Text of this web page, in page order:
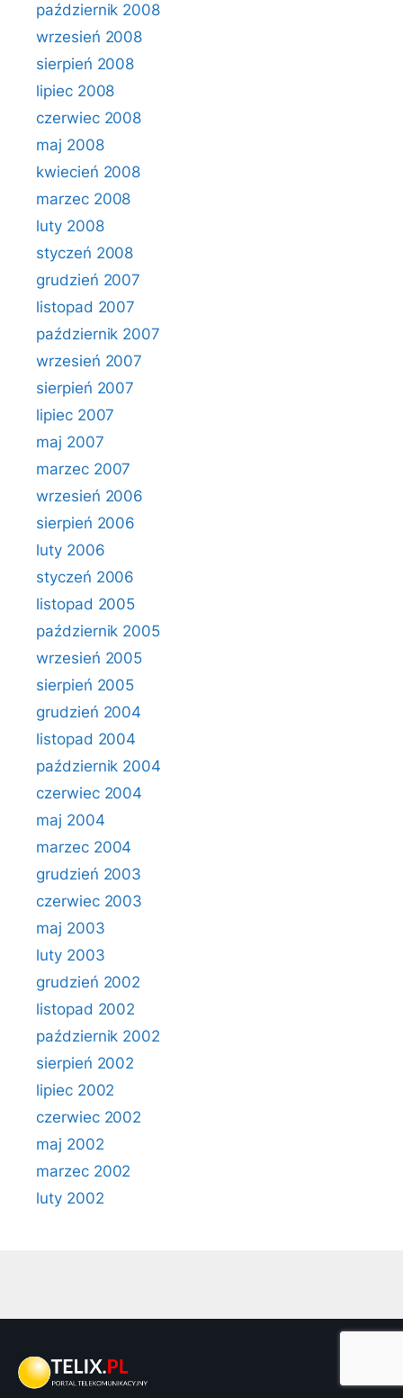
październik 2008
wrzesień 2008
sierpień 2008
lipiec 2008
czerwiec 2008
maj 2008
kwiecień 2008
marzec 2008
luty 2008
styczeń 2008
grudzień 2007
listopad 2007
październik 2007
wrzesień 2007
sierpień 2007
lipiec 2007
maj 2007
marzec 2007
wrzesień 2006
sierpień 2006
luty 2006
styczeń 2006
listopad 2005
październik 2005
wrzesień 2005
sierpień 2005
grudzień 2004
listopad 2004
październik 2004
czerwiec 2004
maj 2004
marzec 2004
grudzień 2003
czerwiec 2003
maj 2003
luty 2003
grudzień 2002
listopad 2002
październik 2002
sierpień 2002
lipiec 2002
czerwiec 2002
maj 2002
marzec 2002
luty 2002